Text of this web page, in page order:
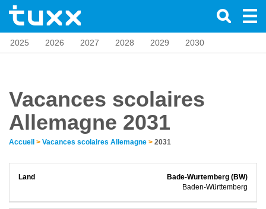
2025 2026 2027 2028 2029 2030
Vacances scolaires
Allemagne 2031
Accueil > Vacances scolaires Allemagne > 2031
Bade-Wurtemberg (BW)
Baden-Württemberg